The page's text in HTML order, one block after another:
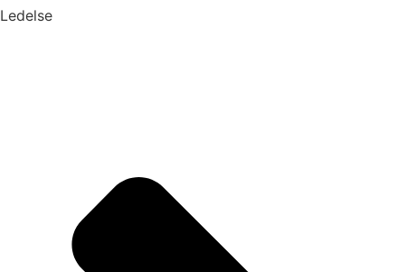
Ledelse